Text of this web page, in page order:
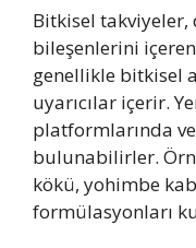
Bitkisel
bileşenlerini
genellikle bitkisel
uyarıcılar içerir.
platformlarında
bulunabilirler.
kökü, yohimbe
formülasyonları